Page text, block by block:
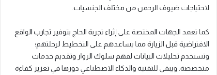
لاحتياجات ضيوف الرحمن من مختلف الجنسيات.
كما تعمد الجهات المختصة على إثراء تجربة الحاج بتوفير تجارب الواقع
الافتراضية قبل الزيارة مما يساعدهم على التخطيط لرحلتهم؛
وتستخدم تحليلات البيانات لفهم سلوك الزوار وتقديم خدمات
متخصصة. ويبقى للتقنية والذكاء الاصطناعي دورها في تعزيز كفاءة